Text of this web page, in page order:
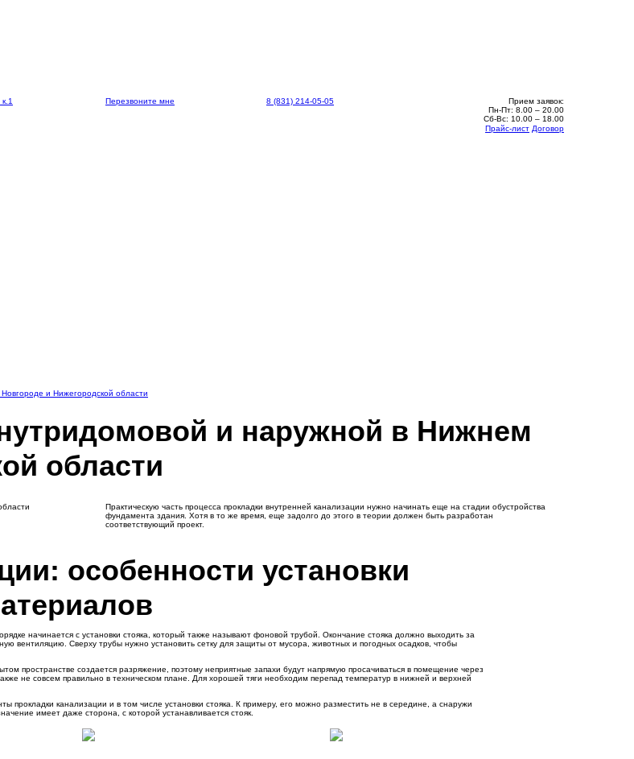
Перезвоните мне 8 (831) 214-05-05
Прием заявок:
Пн-Пт: 8.00 – 20.00
Сб-Вс: 10.00 – 18.00
Прайс-лист Договор
и Нижегородской области
и наружной в Нижнем
области
Практическую часть процесса прокладки внутренней канализации нужно начинать еще на стадии обустройства
фундамента здания. Хотя в то же время, еще задолго до этого в теории должен быть разработан
соответствующий проект.
особенности установки
начинается с установки стояка, который также называют фоновой трубой. Окончание стояка должно выходить за
вентиляцию. Сверху трубы нужно установить сетку для защиты от мусора, животных и погодных осадков, чтобы
пространстве создается разряжение, поэтому неприятные запахи будут напрямую просачиваться в помещение через
не совсем правильно в техническом плане. Для хорошей тяги необходим перепад температур в нижней и верхней
прокладки канализации и в том числе установки стояка. К примеру, его можно разместить не в середине, а снаружи
имеет даже сторона, с которой устанавливается стояк.